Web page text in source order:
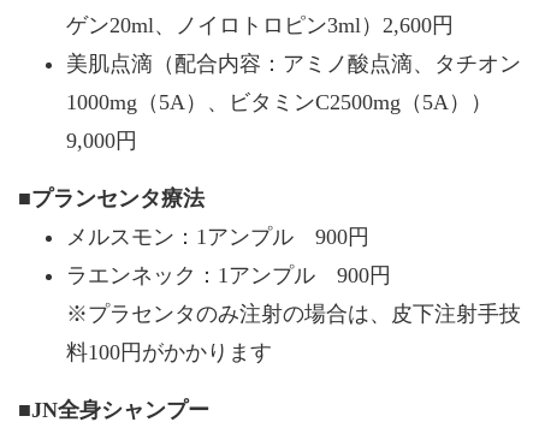
ゲン20ml、ノイロトロピン3ml）2,600円
美肌点滴（配合内容：アミノ酸点滴、タチオン
1000mg（5A）、ビタミンC2500mg（5A））
9,000円
■プランセンタ療法
メルスモン：1アンプル 900円
ラエンネック：1アンプル 900円
※プラセンタのみ注射の場合は、皮下注射手技
料100円がかかります
■JN全身シャンプー